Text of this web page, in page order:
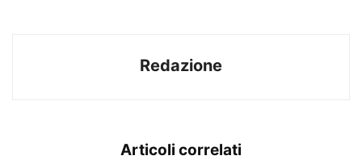
Redazione
Articoli correlati